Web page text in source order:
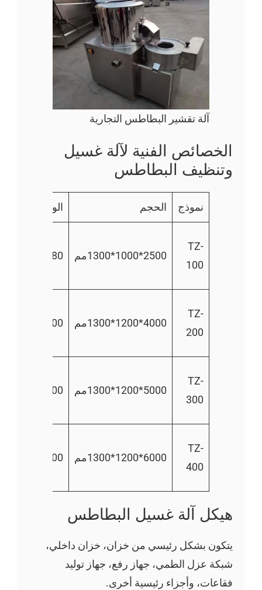
آلة تقشير البطاطس التجارية
الخصائص الفنية لآلة غسيل
وتنظيف البطاطس
نموذج الحجم الوزن
2500*1000*1300مم 180
4000*1200*1300مم 400
5000*1200*1300مم 500
6000*1200*1300مم 600
هيكل آلة غسيل البطاطس
يتكون بشكل رئيسي من خزان، خزان داخلي،
شبكة عزل الطمي، جهاز رفع، جهاز توليد
فقاعات، وأجزاء رئيسية أخرى.